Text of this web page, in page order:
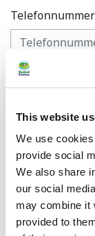
This website
We use
provide social
We also share
our social
may combine it
provided to
Telefonnummer
Betreff Ihrer
Nachricht*